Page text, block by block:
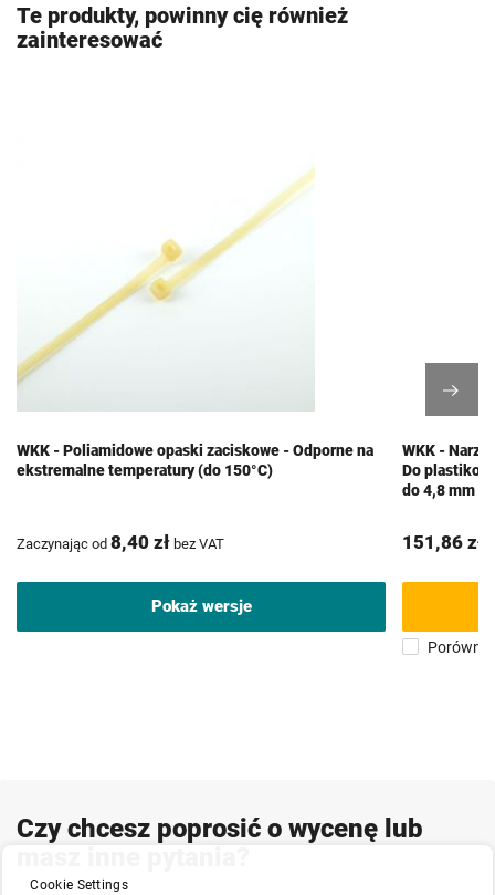
Te produkty, powinny cię również
zainteresować
WKK - Poliamidowe opaski zaciskowe - Odporne na
ekstremalne temperatury (do 150°C)
Zaczynając od 8,40 zł bez VAT
Pokaż wersje
WKK -
Do
do 4,8 mm
151,86 zł
Porównaj
Czy chcesz poprosić o wycenę lub
Cookie Settings